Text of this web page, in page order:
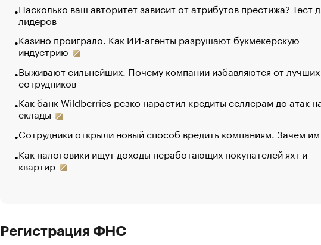
Насколько ваш авторитет зависит от атрибутов престижа? Тест
лидеров
Казино проиграло. Как ИИ-агенты разрушают букмекерскую
индустрию
Выживают сильнейших. Почему компании избавляются от лучших
сотрудников
Как банк Wildberries резко нарастил кредиты селлерам до атак
склады
Сотрудники открыли новый способ вредить компаниям. Зачем
Как налоговики ищут доходы неработающих покупателей яхт и
квартир
Регистрация ФНС